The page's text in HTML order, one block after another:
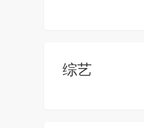
综艺